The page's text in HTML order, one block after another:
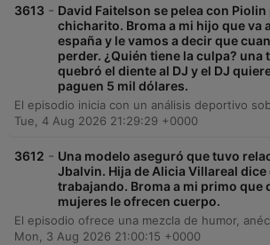
3613 - David Faitelson se pelea con Piolin
chicharito. Broma a mi hijo que va
españa y le vamos a decir que
perder. ¿Quién tiene la culpa? una
quebró el diente al DJ y el DJ
paguen 5 mil dólares.
Tue, 4 Aug 2026 21:29:29 +0000
3612 - Una modelo aseguró que tuvo
Jbalvin. Hija de Alicia Villareal dice
trabajando. Broma a mi primo que
mujeres le ofrecen cuerpo.
Mon, 3 Aug 2026 21:00:15 +0000